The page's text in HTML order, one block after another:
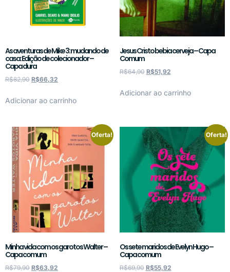
As aventuras de Mike 3: mudando de
casa: Edição de colecionador –
Capa dura
R$82,90 R$66,32
Adicionar ao carrinho
Jesus Cristo bebia cerveja – Capa
Comum
R$64,90 R$51,92
Adicionar ao carrinho
Oferta!
Minha vida com os garotos Walter –
Capa comum
R$79,90 R$63,92
Oferta!
Os sete maridos de Evelyn Hugo –
Capa comum
R$69,90 R$55,92